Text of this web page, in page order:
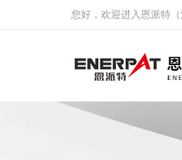
您好，欢迎进入恩派特